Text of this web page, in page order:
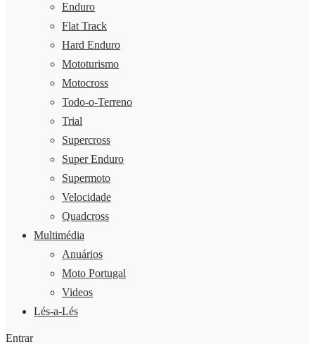
Enduro
Flat Track
Hard Enduro
Mototurismo
Motocross
Todo-o-Terreno
Trial
Supercross
Super Enduro
Supermoto
Velocidade
Quadcross
Multimédia
Anuários
Moto Portugal
Videos
Lés-a-Lés
Entrar